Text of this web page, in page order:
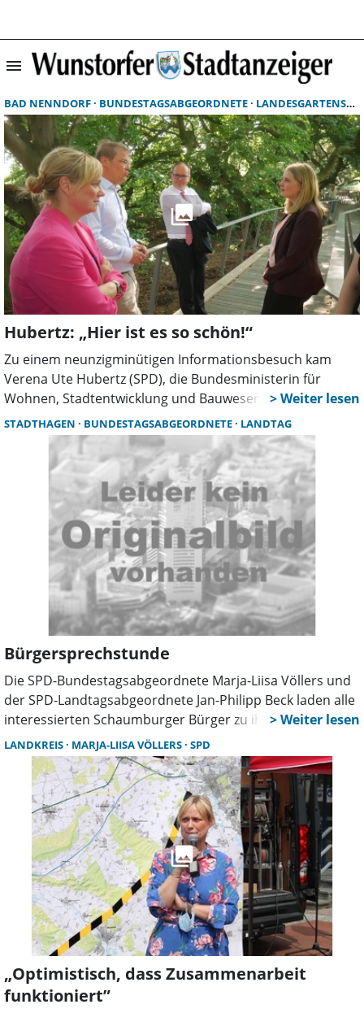
menu
BAD NENNDORF BUNDESTAGSABGEORDNETE LANDESGARTENSCHAU BAD NENNDORF
Hubertz: „Hier ist es so schön!“
Zu einem neunzigminütigen Informationsbesuch kam
Verena Ute Hubertz (SPD), die Bundesministerin für
Wohnen, Stadtentwicklung und Bauwesen, nach Bad
Nenndorf, um sich einen persönlichen Eindruck über die
Stadtentwicklung insgesamt und über die
Landesgartenschau zu verschaffen.
STADTHAGEN BUNDESTAGSABGEORDNETE LANDTAG
Bürgersprechstunde
Die SPD-Bundestagsabgeordnete Marja-Liisa Völlers und
der SPD-Landtagsabgeordnete Jan-Philipp Beck laden alle
interessierten Schaumburger Bürger zu ihrer ersten
gemeinsamen Bürgersprechstunde im neuen Jahr ein.
LANDKREIS MARJA-LIISA VÖLLERS SPD
„Optimistisch, dass Zusammenarbeit
funktioniert”